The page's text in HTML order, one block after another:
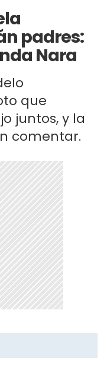
padres:
Nara
que
juntos, y la
comentar.